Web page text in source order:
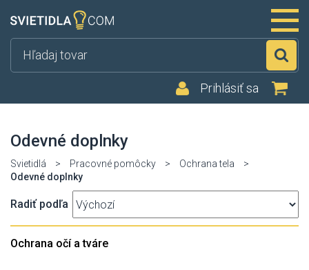
Prihlásiť sa
Odevné doplnky
Svietidlá > Pracovné pomôcky > Ochrana tela
>
Odevné doplnky
Radiť podľa
Ochrana očí a tváre